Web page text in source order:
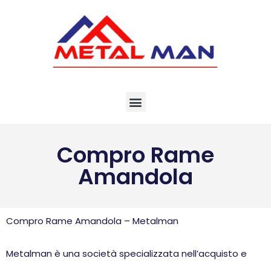
Compro Rame
Amandola
Compro Rame Amandola – Metalman
Metalman è una società specializzata nell’acquisto e